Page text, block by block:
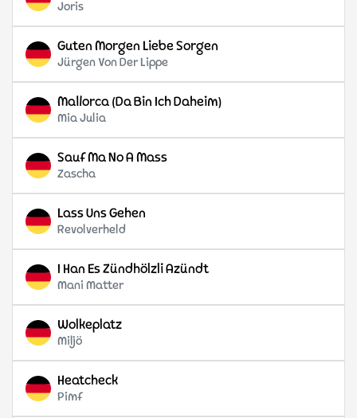
Joris
Guten Morgen Liebe Sorgen
Jürgen Von Der Lippe
Mallorca (Da Bin Ich Daheim)
Mia Julia
Sauf Ma No A Mass
Zascha
Lass Uns Gehen
Revolverheld
I Han Es Zündhölzli Azündt
Mani Matter
Wolkeplatz
Miljö
Heatcheck
Pimf